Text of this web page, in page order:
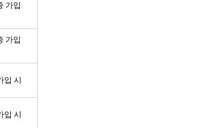
가입
가입
입 시
입 시